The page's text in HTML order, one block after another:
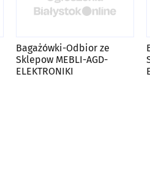
Bagażówki-Odbior ze
Sklepow MEBLI-AGD-
ELEKTRONIKI